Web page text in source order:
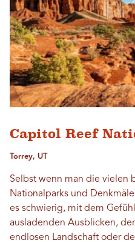
Capitol Reef
Torrey, UT
Selbst wenn man die vielen
Nationalparks und
es schwierig, mit dem
ausladenden Ausblicken,
endlosen Landschaft oder